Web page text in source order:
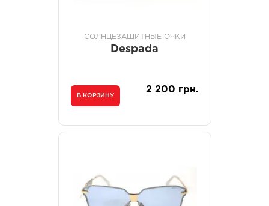
СОЛНЦЕЗАЩИТНЫЕ ОЧКИ
Despada
В КОРЗИНУ
2 200 грн.